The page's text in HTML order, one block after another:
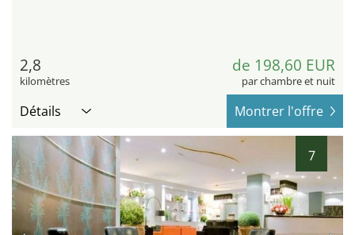
2,8
kilomètres
de 198,60 EUR
par chambre et nuit
Détails Montrer l'offre
7